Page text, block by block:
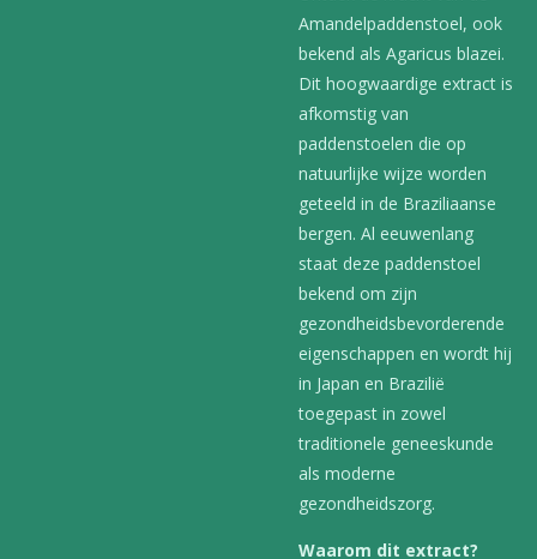
Amandelpaddenstoel, ook
bekend als Agaricus blazei.
Dit hoogwaardige extract is
afkomstig van
paddenstoelen die op
natuurlijke wijze worden
geteeld in de Braziliaanse
bergen. Al eeuwenlang
staat deze paddenstoel
bekend om zijn
gezondheidsbevorderende
eigenschappen en wordt hij
in Japan en Brazilië
toegepast in zowel
traditionele geneeskunde
als moderne
gezondheidszorg.
Waarom dit extract?